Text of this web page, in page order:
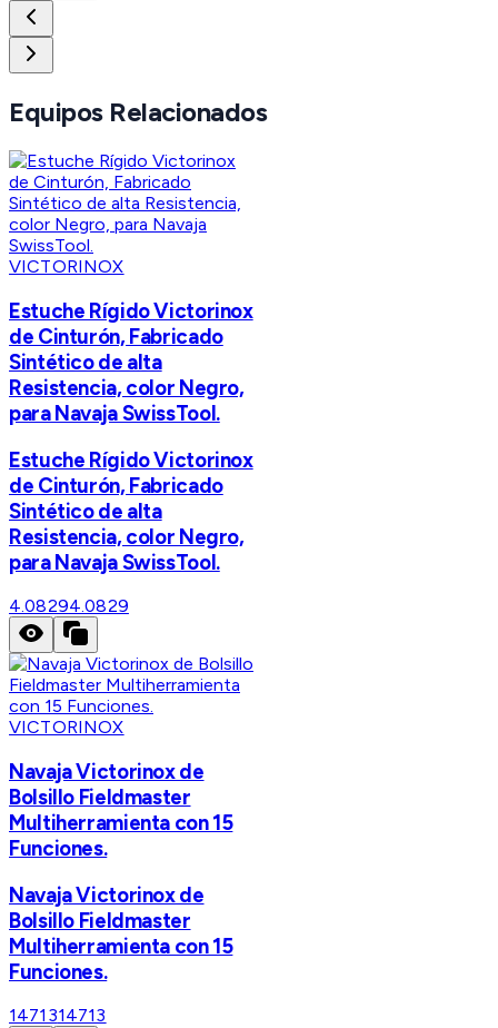
Equipos Relacionados
VICTORINOX
Estuche Rígido Victorinox
de Cinturón, Fabricado
Sintético de alta
Resistencia, color Negro,
para Navaja SwissTool.
Estuche Rígido Victorinox
de Cinturón, Fabricado
Sintético de alta
Resistencia, color Negro,
para Navaja SwissTool.
4.08294.0829
VICTORINOX
Navaja Victorinox de
Bolsillo Fieldmaster
Multiherramienta con 15
Funciones.
Navaja Victorinox de
Bolsillo Fieldmaster
Multiherramienta con 15
Funciones.
1471314713